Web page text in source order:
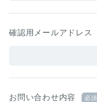
確認用メールアドレス
お問い合わせ内容 必須